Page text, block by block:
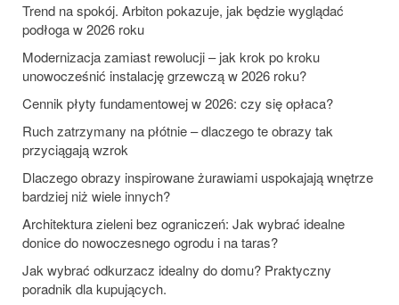
Trend na spokój. Arbiton pokazuje, jak będzie wyglądać
podłoga w 2026 roku
Modernizacja zamiast rewolucji – jak krok po kroku
unowocześnić instalację grzewczą w 2026 roku?
Cennik płyty fundamentowej w 2026: czy się opłaca?
Ruch zatrzymany na płótnie – dlaczego te obrazy tak
przyciągają wzrok
Dlaczego obrazy inspirowane żurawiami uspokajają wnętrze
bardziej niż wiele innych?
Architektura zieleni bez ograniczeń: Jak wybrać idealne
donice do nowoczesnego ogrodu i na taras?
Jak wybrać odkurzacz idealny do domu? Praktyczny
poradnik dla kupujących.